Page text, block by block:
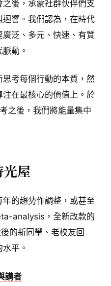
後，承蒙社群伙伴們支
響。我們認為，在時代
泛、多元、快速、有質
動。
考每個行動的本質，然
在最核心的價值上。於
之後，我們將能量集中
屋
的趨勢作調整，或甚至
analysis，全新改款的
的新同學、老校友回
平。
講者